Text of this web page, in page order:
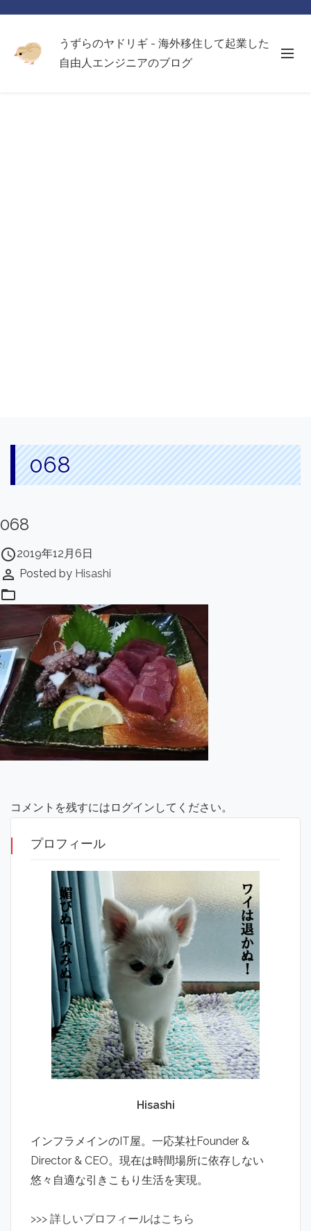
うずらのヤドリギ - 海外移住して起業した
自由人エンジニアのブログ
068
068
access_time2019年12月6日
perm_identity Posted by Hisashi
folder_open
コメントを残すにはログインしてください。
プロフィール
Hisashi
インフラメインのIT屋。一応某社Founder &
Director & CEO。現在は時間場所に依存しない
悠々自適な引きこもり生活を実現。
>>> 詳しいプロフィールはこちら